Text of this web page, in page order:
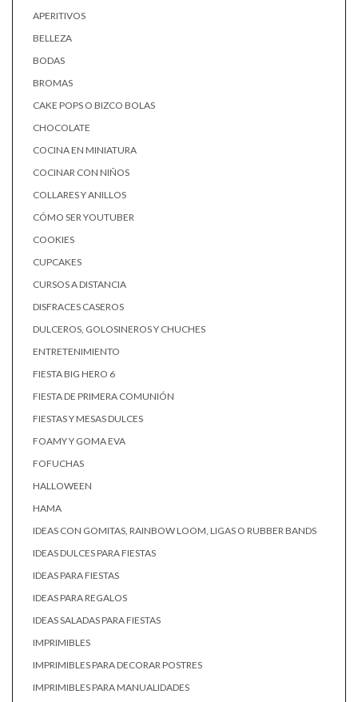
APERITIVOS
BELLEZA
BODAS
BROMAS
CAKE POPS O BIZCO BOLAS
CHOCOLATE
COCINA EN MINIATURA
COCINAR CON NIÑOS
COLLARES Y ANILLOS
CÓMO SER YOUTUBER
COOKIES
CUPCAKES
CURSOS A DISTANCIA
DISFRACES CASEROS
DULCEROS, GOLOSINEROS Y CHUCHES
ENTRETENIMIENTO
FIESTA BIG HERO 6
FIESTA DE PRIMERA COMUNIÓN
FIESTAS Y MESAS DULCES
FOAMY Y GOMA EVA
FOFUCHAS
HALLOWEEN
HAMA
IDEAS CON GOMITAS, RAINBOW LOOM, LIGAS O RUBBER BANDS
IDEAS DULCES PARA FIESTAS
IDEAS PARA FIESTAS
IDEAS PARA REGALOS
IDEAS SALADAS PARA FIESTAS
IMPRIMIBLES
IMPRIMIBLES PARA DECORAR POSTRES
IMPRIMIBLES PARA MANUALIDADES